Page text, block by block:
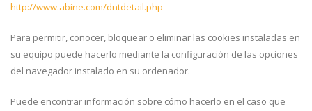
http://www.abine.com/dntdetail.php
Para permitir, conocer, bloquear o eliminar las cookies instaladas en
su equipo puede hacerlo mediante la configuración de las opciones
del navegador instalado en su ordenador.
Puede encontrar información sobre cómo hacerlo en el caso que